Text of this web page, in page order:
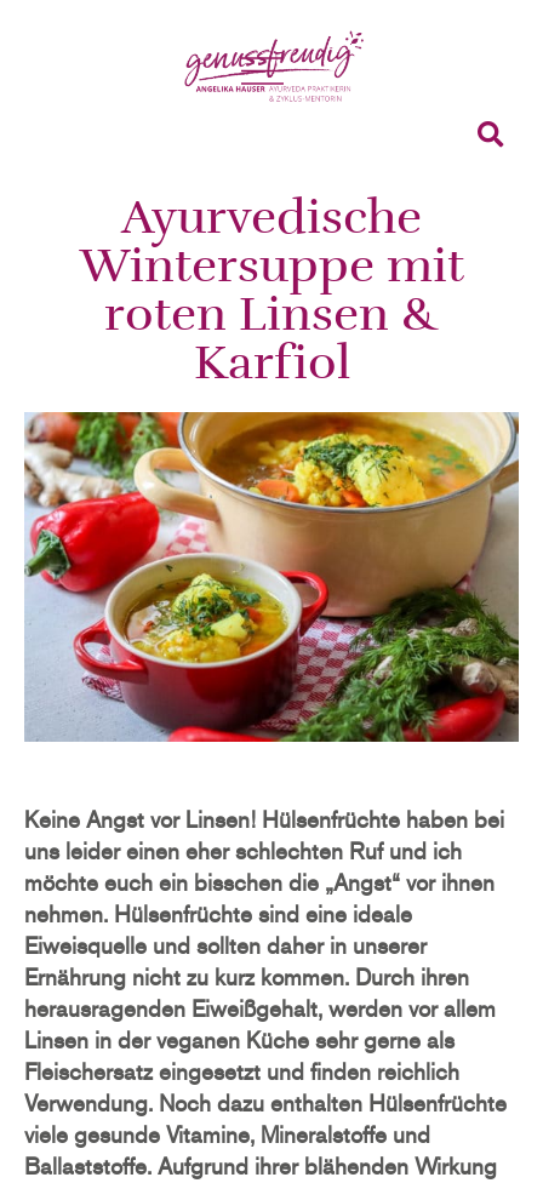
Ayurvedische
Wintersuppe mit
roten Linsen &
Karfiol
Keine Angst vor Linsen! Hülsenfrüchte haben bei
uns leider einen eher schlechten Ruf und ich
möchte euch ein bisschen die „Angst“ vor ihnen
nehmen. Hülsenfrüchte sind eine ideale
Eiweisquelle und sollten daher in unserer
Ernährung nicht zu kurz kommen. Durch ihren
herausragenden Eiweißgehalt, werden vor allem
Linsen in der veganen Küche sehr gerne als
Fleischersatz eingesetzt und finden reichlich
Verwendung. Noch dazu enthalten Hülsenfrüchte
viele gesunde Vitamine, Mineralstoffe und
Ballaststoffe. Aufgrund ihrer blähenden Wirkung